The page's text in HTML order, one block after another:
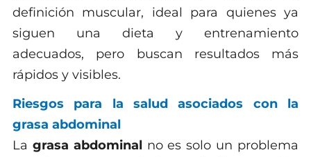
definición muscular, ideal para quienes ya
siguen una dieta y entrenamiento
adecuados, pero buscan resultados más
rápidos y visibles.
Riesgos para la salud asociados con la
grasa abdominal
La grasa abdominal no es solo un problema